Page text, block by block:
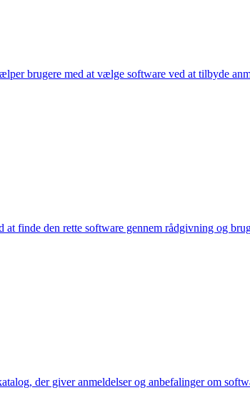
brugere med at vælge software ved at tilbyde
finde den rette software gennem rådgivning og
der giver anmeldelser og anbefalinger om